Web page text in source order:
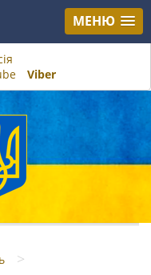
МЕНЮ
Viber
>